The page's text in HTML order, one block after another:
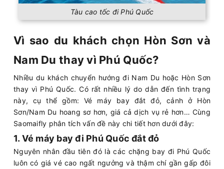
Tàu cao tốc đi Phú Quốc
Vì sao du khách chọn Hòn Sơn và
Nam Du thay vì Phú Quốc?
Nhiều du khách chuyển hướng đi Nam Du hoặc Hòn Sơn
thay vì Phú Quốc. Có rất nhiều lý do dẫn đến tình trạng
này, cụ thể gồm: Vé máy bay đắt đỏ, cảnh ở Hòn
Sơn/Nam Du hoang sơ hơn, giá cả dịch vụ rẻ hơn… Cùng
Saomaifly phân tích vấn đề này chi tiết hơn dưới đây:
1. Vé máy bay đi Phú Quốc đắt đỏ
Nguyên nhân đầu tiên đó là các chặng bay đi Phú Quốc
luôn có giá vé cao ngất ngưởng và thậm chí gần gấp đôi